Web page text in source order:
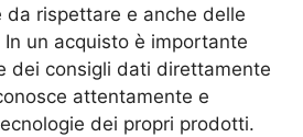
da rispettare e anche delle
un acquisto è importante
dei consigli dati direttamente
attentamente e
dei propri prodotti.